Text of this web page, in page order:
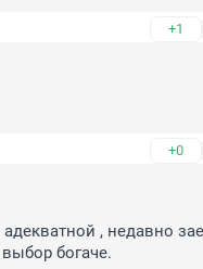
+1
+0
, недавно
богаче.